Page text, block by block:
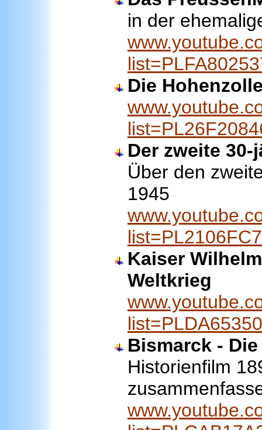
in der
Die
Der zweite
Über den
1945
Kaiser
Weltkrieg
Bismarck -
Historienfilm